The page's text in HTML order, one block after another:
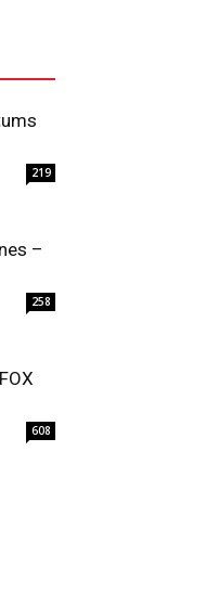
219
–
258
608